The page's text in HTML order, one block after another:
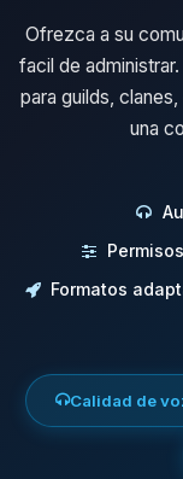
Ofrezca a su
facil de
para guilds,
una
Formatos
Calidad de